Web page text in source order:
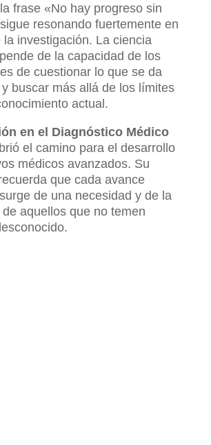
frase «No hay progreso sin
resonando fuertemente en
la investigación. La ciencia
de la capacidad de los
de cuestionar lo que se da
buscar más allá de los límites
actual.
en el Diagnóstico Médico
el camino para el desarrollo
médicos avanzados. Su
que cada avance
de una necesidad y de la
aquellos que no temen